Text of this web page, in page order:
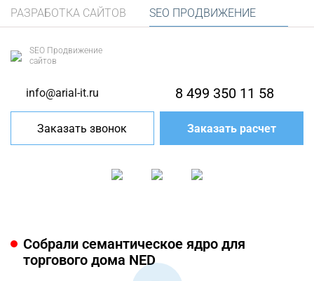
РАЗРАБОТКА САЙТОВ SEO ПРОДВИЖЕНИЕ
SEO Продвижение
сайтов
info@arial-it.ru
Заказать звонок
8 499 350 11 58
Заказать расчет
Собрали семантическое ядро для
торгового дома NED